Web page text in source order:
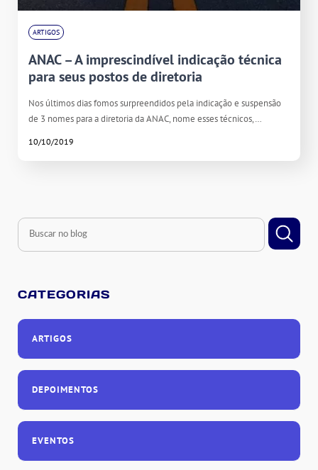
ARTIGOS
ANAC – A imprescindível indicação técnica
para seus postos de diretoria
Nos últimos dias fomos surpreendidos pela indicação e suspensão
de 3 nomes para a diretoria da ANAC, nome esses técnicos,…
10/10/2019
CATEGORIAS
ARTIGOS
DEPOIMENTOS
EVENTOS